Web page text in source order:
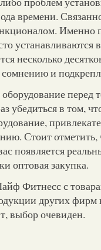
времени.
Именно
устанавливаются
несколько
и
перед
в том,
Стоит
появляется
оптовая закупка.
Фитнесс с
других фирм
выбор очевиден.